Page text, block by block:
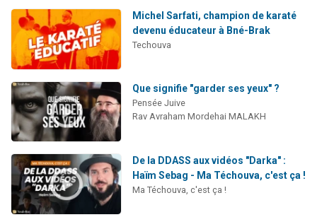
Michel Sarfati, champion de karaté
devenu éducateur à Bné-Brak
Techouva
Que signifie "garder ses yeux" ?
Pensée Juive
Rav Avraham Mordehai MALAKH
De la DDASS aux vidéos "Darka" :
Haïm Sebag - Ma Téchouva, c'est ça !
Ma Téchouva, c'est ça !